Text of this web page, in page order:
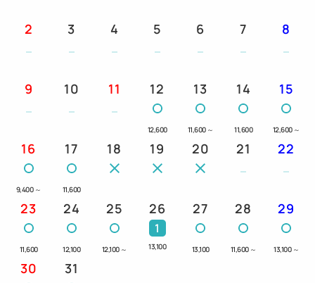
９：００）
より、
セットメニューへ変更もございますので予めご了承下
さいませ。
またご利用はご宿泊の方に限ります。
2 3 4 5 6 7 8
9 10 11 12
12,600
13
11,600 ～
14
11,600
15
12,600 ～
16
9,400 ～
17
11,600
18 19 20 21 22
23
11,600
24
12,100
25
12,100 ～
26
1
13,100
27
13,100
28
11,600 ～
29
13,100 ～
30 31